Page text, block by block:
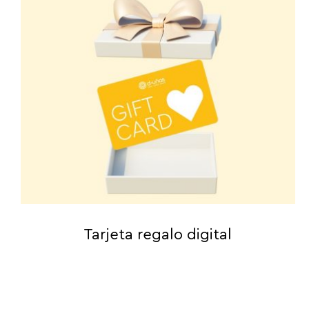
Tarjeta regalo digital